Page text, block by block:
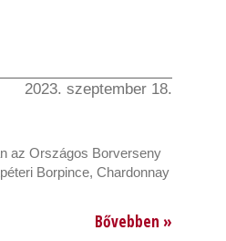
2023. szeptember 18.
az Országos Borverseny
Borpince, Chardonnay
Bővebben »